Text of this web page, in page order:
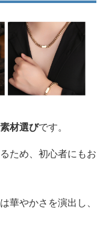
素材選びです。
ため、初心者にもお
華やかさを演出し、